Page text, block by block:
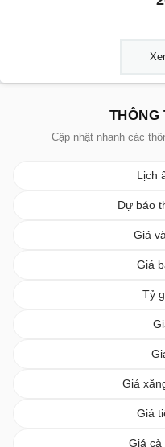
THÔNG
Cập nhật nhanh các
Lịch
Dự báo
Giá
Giá
Tỷ
Giá
Giá
Giá cà